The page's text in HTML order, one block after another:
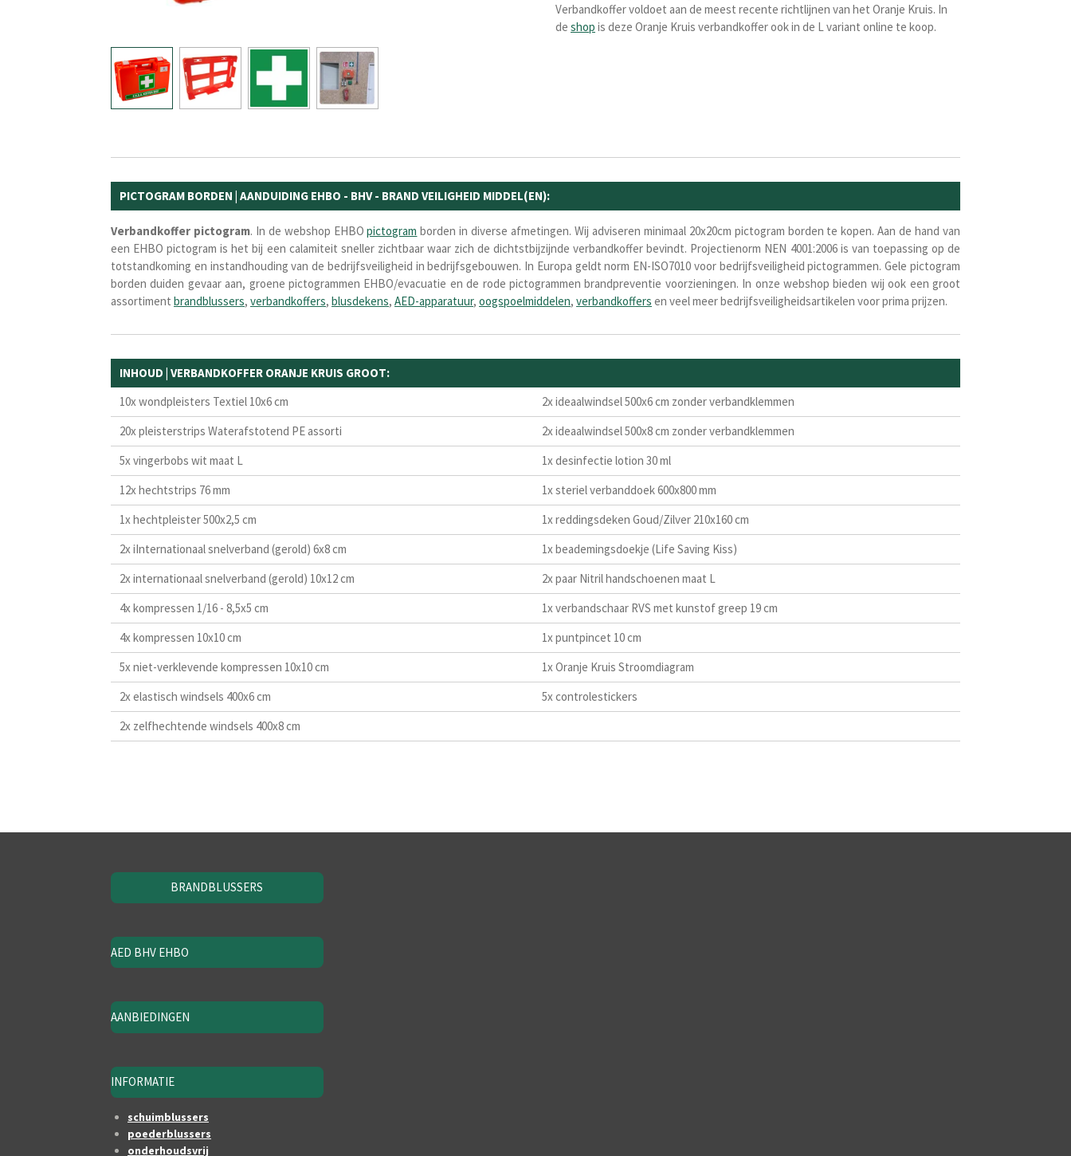
Verbandkoffer voldoet aan de meest recente richtlijnen van het Oranje Kruis. In
de shop is deze Oranje Kruis verbandkoffer ook in de L variant online te koop.
PICTOGRAM BORDEN | AANDUIDING EHBO - BHV - BRAND VEILIGHEID MIDDEL(EN):
Verbandkoffer pictogram. In de webshop EHBOpictogram borden in diverse afmetingen.Wij adviseren minimaal 20x20cm pictogram borden te kopen.Aan de hand van
een EHBO pictogram is het bij een calamiteit sneller zichtbaar waar zich de dichtstbijzijnde verbandkoffer bevindt. Projectienorm NEN 4001:2006 is van toepassing op de
totstandkoming en instandhouding van de bedrijfsveiligheid in bedrijfsgebouwen. In Europa geldt norm EN-ISO7010 voor bedrijfsveiligheid pictogrammen. Gele pictogram
borden duiden gevaaraan, groene pictogrammen EHBO/evacuatie en de rode pictogrammenbrandpreventie voorzieningen. In onze webshop bieden wij ook een groot
assortiment brandblussers, verbandkoffers, blusdekens, AED-apparatuur, oogspoelmiddelen, verbandkoffers en veel meerbedrijfsveiligheidsartikelen voor prima prijzen.
INHOUD | VERBANDKOFFER ORANJE KRUIS GROOT:
10x wondpleisters Textiel 10x6 cm
2x ideaalwindsel 500x6 cm zonder verbandklemmen
20x pleisterstrips Waterafstotend PE assorti
2x ideaalwindsel 500x8 cm zonder verbandklemmen
5x vingerbobs wit maat L
1x desinfectie lotion 30 ml
12x hechtstrips 76 mm
1x steriel verbanddoek 600x800 mm
1x hechtpleister 500x2,5 cm
1x reddingsdeken Goud/Zilver 210x160 cm
2x iInternationaal snelverband (gerold) 6x8 cm
1x beademingsdoekje (Life Saving Kiss)
2x internationaal snelverband (gerold) 10x12 cm
2x paar Nitril handschoenen maat L
4x kompressen 1/16 - 8,5x5 cm
1x verbandschaar RVS met kunstof greep 19 cm
4x kompressen 10x10 cm
1x puntpincet 10 cm
5x niet-verklevende kompressen 10x10 cm
1x Oranje Kruis Stroomdiagram
2x elastisch windsels 400x6 cm
5x controlestickers
2x zelfhechtende windsels 400x8 cm
BRANDBLUSSERS
AED BHV EHBO
AANBIEDINGEN
INFORMATIE
schuimblussers
poederblussers
onderhoudsvrij